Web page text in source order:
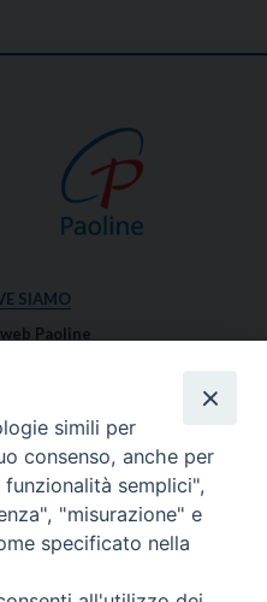
SIAMO
Paoline
dal governo generale
in breve
simili per
consenso, anche per
semplici",
"misurazione" e
specificato nella